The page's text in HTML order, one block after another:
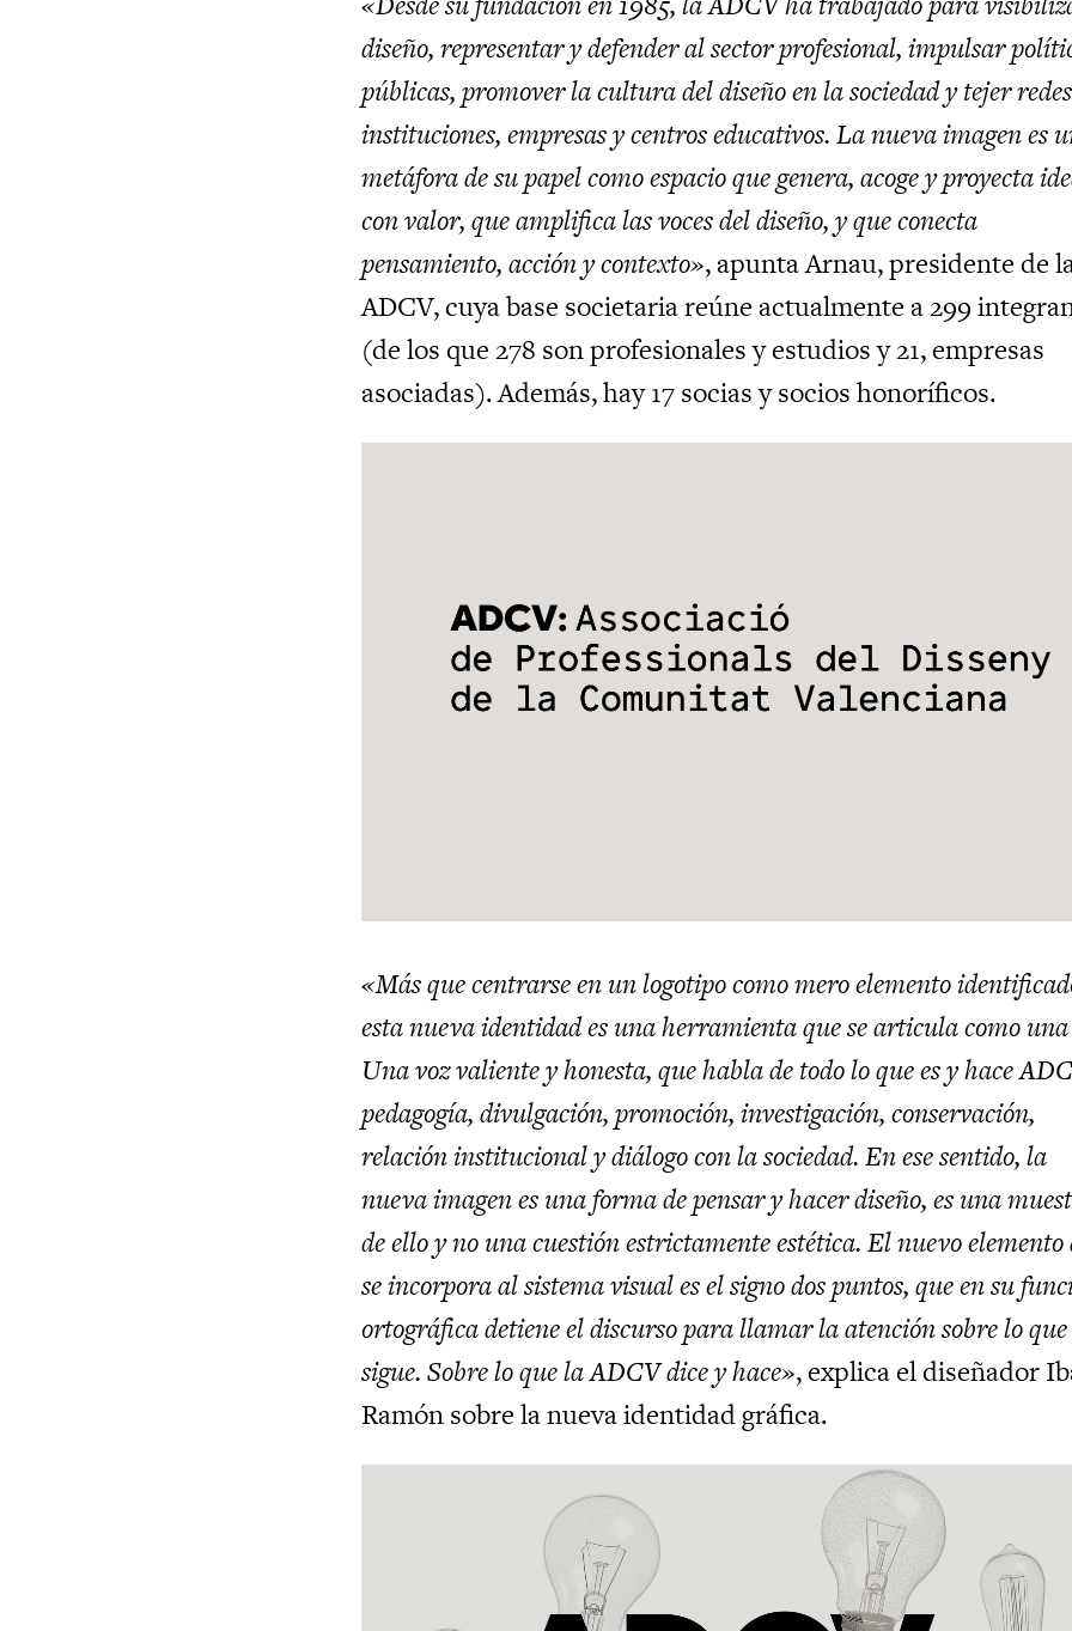
diseño, representar y defender al sector profesional, impulsar
públicas, promover la cultura del diseño en la sociedad y tejer
instituciones, empresas y centros educativos. La nueva imagen es
metáfora de su papel como espacio que genera, acoge y proyecta
con valor, que amplifica las voces del diseño, y que conecta
pensamiento, acción y contexto», apunta Arnau, presidente de
ADCV, cuya base societaria reúne actualmente a 299
(de los que 278 son profesionales y estudios y 21, empresas
asociadas). Además, hay 17 socias y socios honoríficos.
«Más que centrarse en un logotipo como mero elemento
esta nueva identidad es una herramienta que se articula como
Una voz valiente y honesta, que habla de todo lo que es y hace
pedagogía, divulgación, promoción, investigación, conservación,
relación institucional y diálogo con la sociedad. En ese sentido, la
nueva imagen es una forma de pensar y hacer diseño, es una
de ello y no una cuestión estrictamente estética. El nuevo elemento
se incorpora al sistema visual es el signo dos puntos, que en su
ortográfica detiene el discurso para llamar la atención sobre lo que
sigue. Sobre lo que la ADCV dice y hace», explica el diseñador
Ramón sobre la nueva identidad gráfica.